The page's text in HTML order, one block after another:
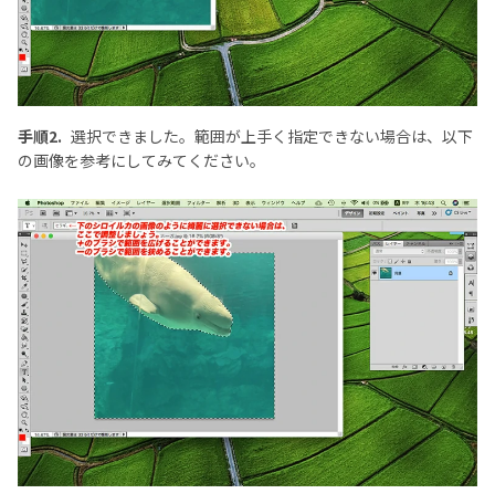
手順2. 選択できました。範囲が上手く指定できない場合は、以下
の画像を参考にしてみてください。